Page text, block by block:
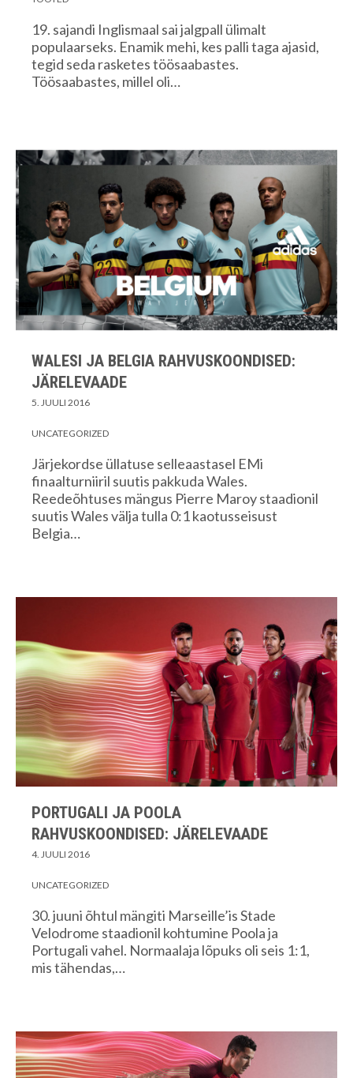
19. sajandi Inglismaal sai jalgpall ülimalt
populaarseks. Enamik mehi, kes palli taga ajasid,
tegid seda rasketes töösaabastes.
Töösaabastes, millel oli…
WALESI JA BELGIA RAHVUSKOONDISED:
JÄRELEVAADE
5. JUULI 2016
UNCATEGORIZED
Järjekordse üllatuse selleaastasel EMi
finaalturniiril suutis pakkuda Wales.
Reedeõhtuses mängus Pierre Maroy staadionil
suutis Wales välja tulla 0:1 kaotusseisust
Belgia…
PORTUGALI JA POOLA
RAHVUSKOONDISED: JÄRELEVAADE
4. JUULI 2016
UNCATEGORIZED
30. juuni õhtul mängiti Marseille’is Stade
Velodrome staadionil kohtumine Poola ja
Portugali vahel. Normaalaja lõpuks oli seis 1:1,
mis tähendas,…